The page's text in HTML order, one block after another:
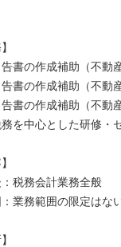
告書の作成補助（不動
告書の作成補助（不動
告書の作成補助（不動
務を中心とした研修・
税務会計業務全般
業務範囲の限定はな